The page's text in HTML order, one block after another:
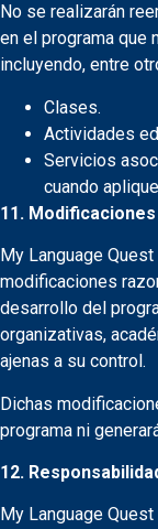
No se realizarán
en el programa que
incluyendo, entre
Clases.
Actividades
Servicios
cuando
11.
My Language
modificaciones
desarrollo del
organizativas,
ajenas a su control.
Dichas
programa ni
12.
My Language